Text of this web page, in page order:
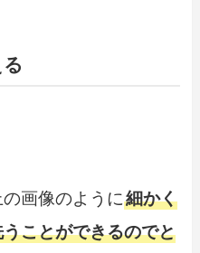
画像のように細かく
ことができるのでと